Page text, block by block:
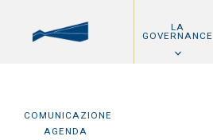
LA
GOVERNANCE
COMUNICAZIONE
AGENDA